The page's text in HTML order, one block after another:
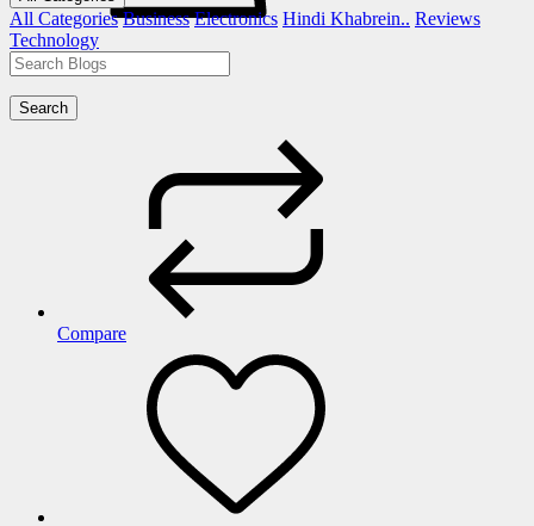
All Categories Business Electronics Hindi Khabrein.. Reviews
Technology
Search
Compare